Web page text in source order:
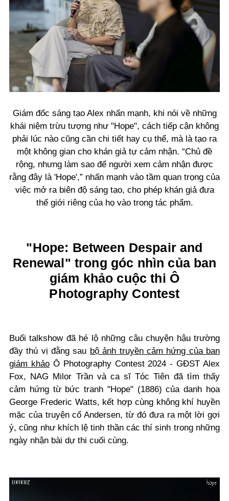
Giám đốc sáng tạo Alex nhấn mạnh, khi nói về những
khái niệm trừu tượng như "Hope", cách tiếp cận không
phải lúc nào cũng cần chi tiết hay cụ thể, mà là tạo ra
một không gian cho khán giả tự cảm nhận. “Chủ đề
rộng, nhưng làm sao để người xem cảm nhận được
rằng đây là 'Hope',” nhấn mạnh vào tầm quan trọng của
việc mở ra biên độ sáng tạo, cho phép khán giả đưa
thế giới riêng của họ vào trong tác phẩm.
"Hope: Between Despair and
Renewal" trong góc nhìn của ban
giám khảo cuộc thi Ô
Photography Contest
Buổi talkshow đã hé lộ những câu chuyện hậu trường
đầy thú vị đằng sau bộ ảnh truyền cảm hứng của ban
giám khảoÔ Photography Contest 2024 - GĐST Alex
Fox, NAG Milor Trần và ca sĩ Tóc Tiên đã tìm thấy
cảm hứng từ bức tranh "Hope" (1886) của danh họa
George Frederic Watts, kết hợp cùng không khí huyền
mặc của truyện cổ Andersen, từ đó đưa ra một lời gợi
ý, cũng như khích lệ tinh thần các thí sinh trong những
ngày nhận bài dự thi cuối cùng.